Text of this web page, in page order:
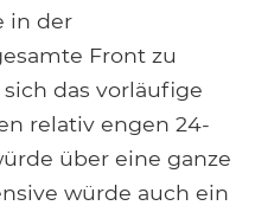
in der
Front zu
das vorläufige
relativ engen 24-
über eine ganze
würde auch ein